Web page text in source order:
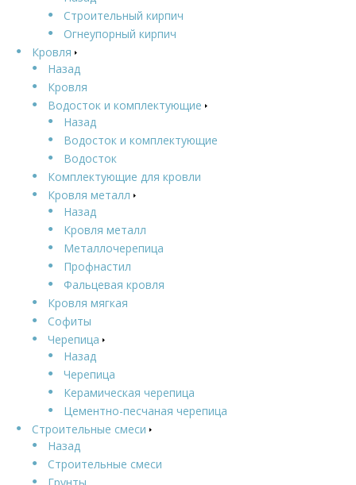
Строительный кирпич
Огнеупорный кирпич
Кровля
Назад
Кровля
Водосток и комплектующие
Назад
Водосток и комплектующие
Водосток
Комплектующие для кровли
Кровля металл
Назад
Кровля металл
Металлочерепица
Профнастил
Фальцевая кровля
Кровля мягкая
Софиты
Черепица
Назад
Черепица
Керамическая черепица
Цементно-песчаная черепица
Строительные смеси
Назад
Строительные смеси
Грунты